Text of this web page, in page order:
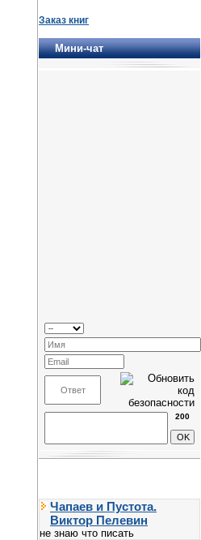
Заказ книг
Мини-чат
200
Чапаев и Пустота.
Виктор Пелевин
не знаю что писать